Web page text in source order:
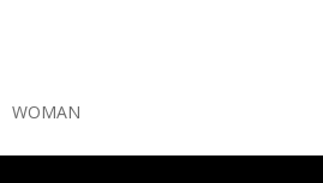
WOMAN